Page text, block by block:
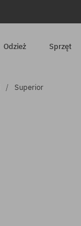
Odzież Sprzęt
Superior